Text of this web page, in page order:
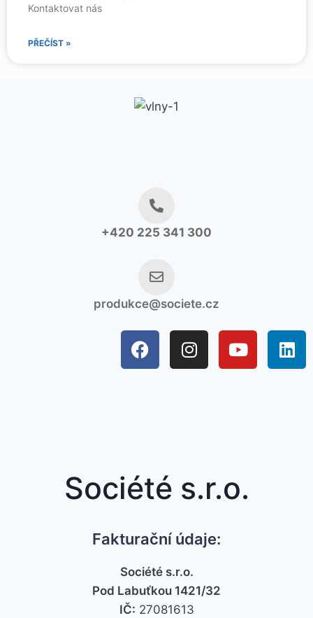
Kontaktovat nás
PŘEČÍST »
+420 225 341 300
produkce@societe.cz
Société s.r.o.
Fakturační údaje:
Société s.r.o.
Pod Labuťkou 1421/32
IČ: 27081613